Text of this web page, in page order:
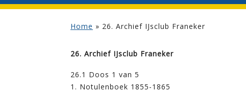
Home » 26. Archief IJsclub Franeker
26. Archief IJsclub Franeker
26.1 Doos 1 van 5
1. Notulenboek 1855-1865